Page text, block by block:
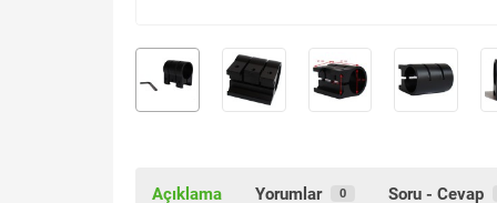
Açıklama Yorumlar 0 Soru - Cevap